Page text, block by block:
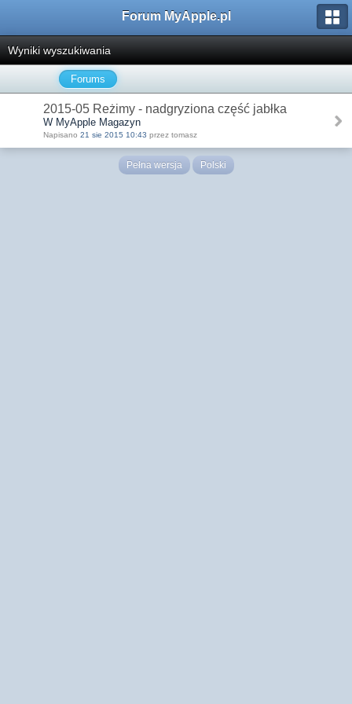
Forum MyApple.pl
Wyniki wyszukiwania
Forums
2015-05 Reżimy - nadgryziona część jabłka
W MyApple Magazyn
Napisano 21 sie 2015 10:43 przez tomasz
Pełna wersja Polski